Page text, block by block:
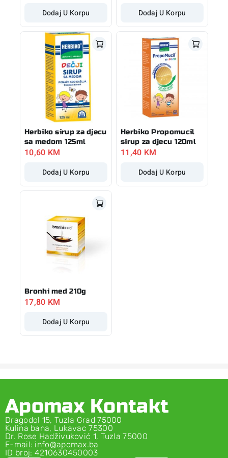
Dodaj U Korpu Dodaj U Korpu
Herbiko sirup za djecu
sa medom 125ml
10,60 KM
Dodaj U Korpu
Herbiko Propomucil
sirup za djecu 120ml
11,40 KM
Dodaj U Korpu
Bronhi med 210g
17,80 KM
Dodaj U Korpu
Apomax Kontakt
Dragodol 15, Tuzla Grad 75000
Kulina bana, Lukavac 75300
Dr. Rose Hadživuković 1, Tuzla 75000
E-mail: info@apomax.ba
ID broj: 4210630450003